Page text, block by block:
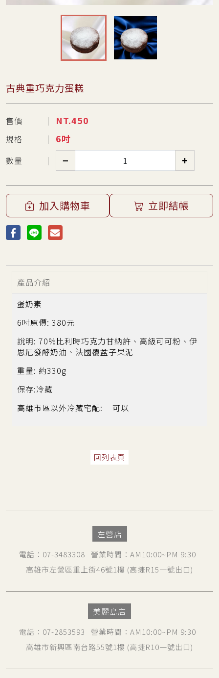
古典重巧克力蛋糕
售價 NT.450
規格 6吋
數量 − +
加入購物車 立即結帳
產品介紹
蛋奶素
6吋原價: 380元
說明: 70%比利時巧克力甘納許、高級可可粉、伊
思尼發酵奶油、法國覆盆子果泥
重量: 約330g
保存:冷藏
高雄市區以外冷藏宅配: 可以
回列表頁
左營店
電話 ： 07-3483308 營業時間 ：AM10:00~PM 9:30
高雄市左營區重上街46號1樓 (高捷R15一號出口)
美麗島店
電話 ： 07-2853593 營業時間 ：AM10:00~PM 9:30
高雄市新興區南台路55號1樓 (高捷R10一號出口)